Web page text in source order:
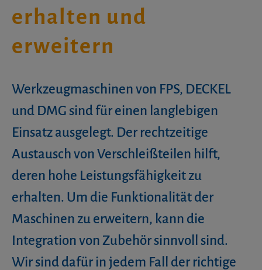
erhalten und
erweitern
Werkzeugmaschinen von FPS, DECKEL
und DMG sind für einen langlebigen
Einsatz ausgelegt. Der rechtzeitige
Austausch von Verschleißteilen hilft,
deren hohe Leistungsfähigkeit zu
erhalten. Um die Funktionalität der
Maschinen zu erweitern, kann die
Integration von Zubehör sinnvoll sind.
Wir sind dafür in jedem Fall der richtige